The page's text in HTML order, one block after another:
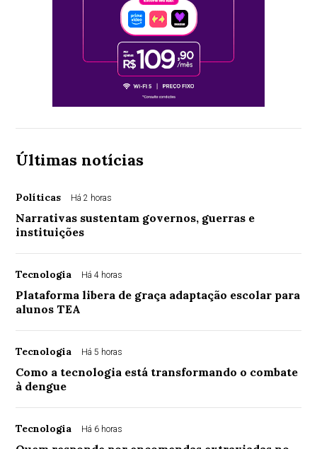
Últimas notícias
Políticas Há 2 horas
Narrativas sustentam governos, guerras e
instituições
Tecnologia Há 4 horas
Plataforma libera de graça adaptação escolar para
alunos TEA
Tecnologia Há 5 horas
Como a tecnologia está transformando o combate
à dengue
Tecnologia Há 6 horas